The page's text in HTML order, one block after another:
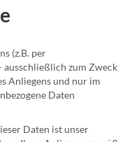
(z.B. per
zum Zweck
Anliegens und nur im
Daten
Daten ist unser